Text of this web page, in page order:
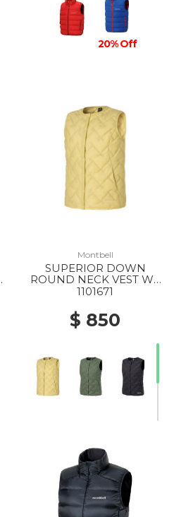
20% Off
Montbell
SUPERIOR DOWN
ROUND NECK VEST WS
YL
1101671
$ 850
20% Off